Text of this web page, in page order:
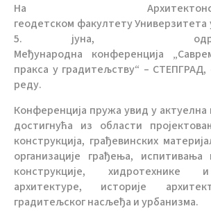
На
геодетском факултетуУниверзитета
5. јуна,
Међународна конференција
пракса у градитељству“ – СТЕПГРАД,
реду.
Конференција пружа увид у актуелна
достигнућа из области
конструкција, грађевинских
организације грађења,
конструкције, хидротехнике
архитектуре, историје
градитељског насљеђа и урбанизма.